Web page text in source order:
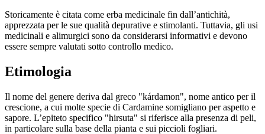
Storicamente è citata come erba medicinale fin dall’antichità,
apprezzata per le sue qualità depurative e stimolanti. Tuttavia, gli usi
medicinali e alimurgici sono da considerarsi informativi e devono
essere sempre valutati sotto controllo medico.
Etimologia
Il nome del genere deriva dal greco "kárdamon", nome antico per il
crescione, a cui molte specie di Cardamine somigliano per aspetto e
sapore. L’epiteto specifico "hirsuta" si riferisce alla presenza di peli,
in particolare sulla base della pianta e sui piccioli fogliari.